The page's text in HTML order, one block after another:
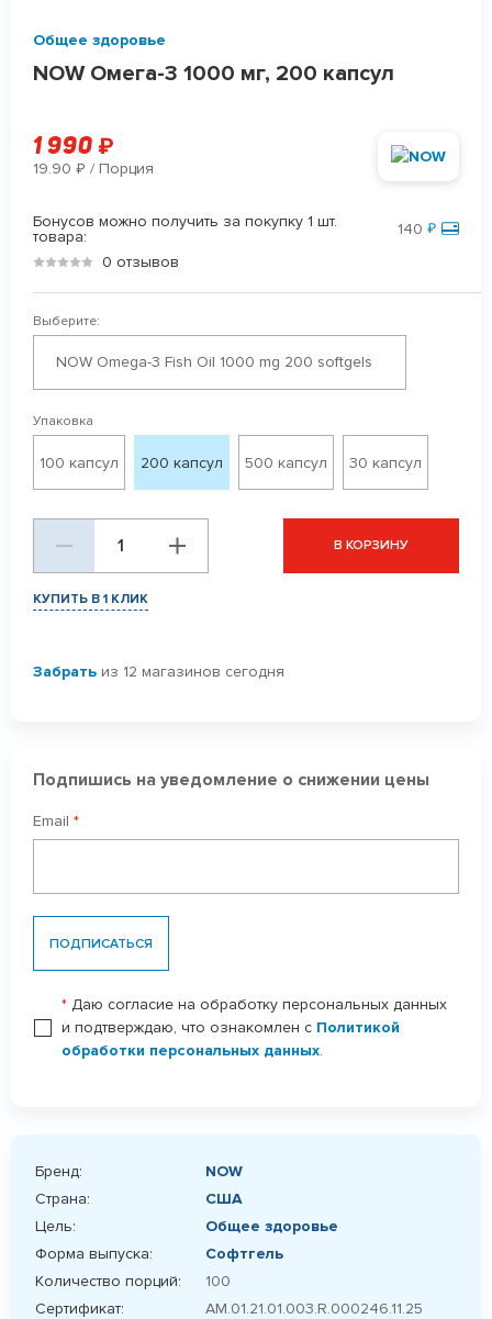
Общее здоровье
NOW Омега-3 1000 мг, 200 капсул
1 990 ₽
19.90 ₽ / Порция
Бонусов можно получить за покупку 1 шт.
товара:
140₽
0 отзывов
Выберите:
NOW Omega-3 Fish Oil 1000 mg 200 softgels
Упаковка
100 капсул 200 капсул 500 капсул 30 капсул
В КОРЗИНУ
КУПИТЬ В 1 КЛИК
Забрать из 12 магазинов сегодня
Подпишись на уведомление о снижении цены
Email *
ПОДПИСАТЬСЯ
* Даю согласие на обработку персональных данных
и подтверждаю, что ознакомлен с Политикой
обработки персональных данных.
Бренд:
NOW
Страна:
США
Цель:
Общее здоровье
Форма выпуска:
Софтгель
Количество порций:
100
Сертификат:
AM.01.21.01.003.R.000246.11.25